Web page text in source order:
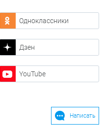
Одноклассники
Дзен
YouTube
Написать